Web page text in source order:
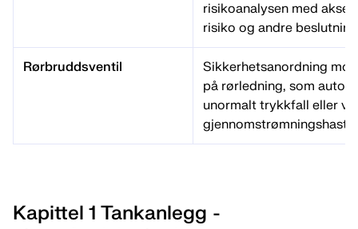
risikoanalysen med
risiko og andre
Rørbruddsventil
Sikkerhetsanordning
på rørledning, som
unormalt trykkfall eller
Kapittel 1 Tankanlegg -